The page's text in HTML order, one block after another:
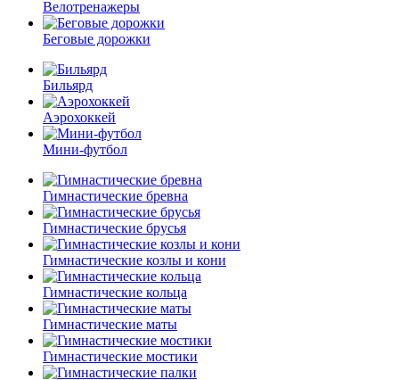
Велотренажеры
Беговые дорожки
Бильярд
Аэрохоккей
Мини-футбол
Гимнастические бревна
Гимнастические брусья
Гимнастические козлы и кони
Гимнастические кольца
Гимнастические маты
Гимнастические мостики